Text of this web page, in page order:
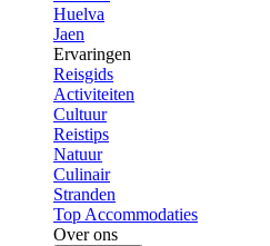
Huelva
Jaen
Ervaringen
Reisgids
Activiteiten
Cultuur
Reistips
Natuur
Culinair
Stranden
Top Accommodaties
Over ons